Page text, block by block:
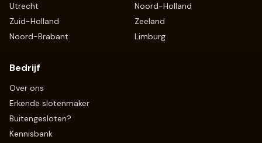
Utrecht
Noord-Holland
Zuid-Holland
Zeeland
Noord-Brabant
Limburg
Bedrijf
Over ons
Erkende slotenmaker
Buitengesloten?
Kennisbank